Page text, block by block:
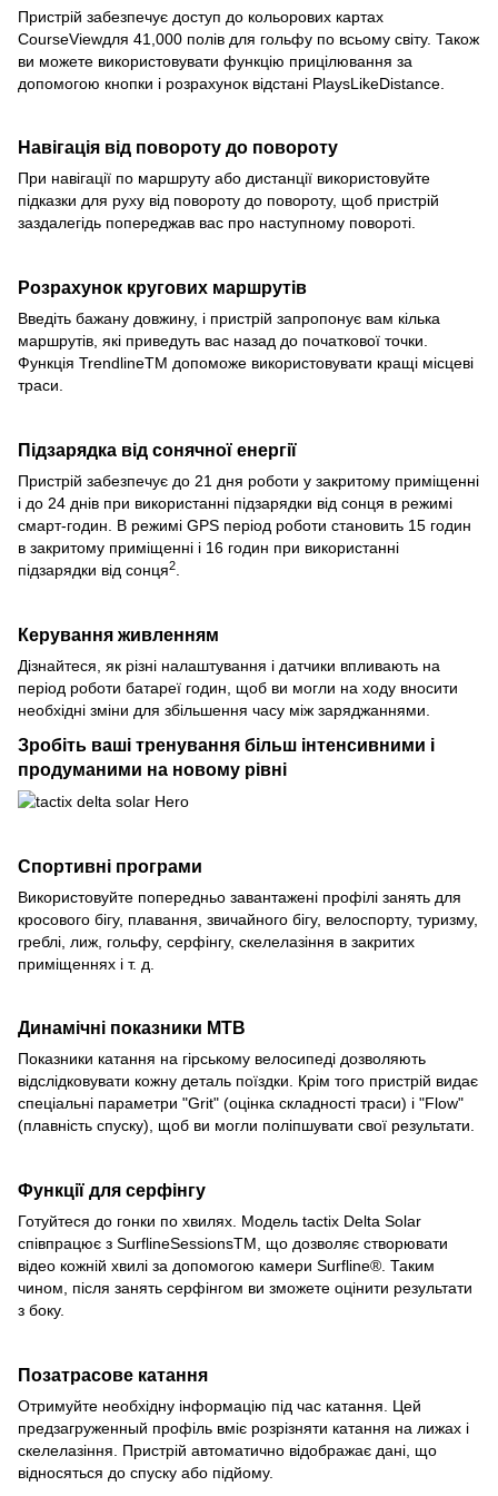
Пристрій забезпечує доступ до кольорових картах
CourseViewдля 41,000 полів для гольфу по всьому світу. Також
ви можете використовувати функцію прицілювання за
допомогою кнопки і розрахунок відстані PlaysLikeDistance.
Навігація від повороту до повороту
При навігації по маршруту або дистанції використовуйте
підказки для руху від повороту до повороту, щоб пристрій
заздалегідь попереджав вас про наступному повороті.
Розрахунок кругових маршрутів
Введіть бажану довжину, і пристрій запропонує вам кілька
маршрутів, які приведуть вас назад до початкової точки.
Функція TrendlineTM допоможе використовувати кращі місцеві
траси.
Підзарядка від сонячної енергії
Пристрій забезпечує до 21 дня роботи у закритому приміщенні
і до 24 днів при використанні підзарядки від сонця в режимі
смарт-годин. В режимі GPS період роботи становить 15 годин
в закритому приміщенні і 16 годин при використанні
підзарядки від сонця2
Керування живленням
Дізнайтеся, як різні налаштування і датчики впливають на
період роботи батареї годин, щоб ви могли на ходу вносити
необхідні зміни для збільшення часу між заряджаннями.
Зробіть ваші тренування більш інтенсивними і
продуманими на новому рівні
Спортивні програми
Використовуйте попередньо завантажені профілі занять для
кросового бігу, плавання, звичайного бігу, велоспорту, туризму,
греблі, лиж, гольфу, серфінгу, скелелазіння в закритих
приміщеннях і т. д.
Динамічні показники MTB
Показники катання на гірському велосипеді дозволяють
відслідковувати кожну деталь поїздки. Крім того пристрій видає
спеціальні параметри "Grit" (оцінка складності траси) і "Flow"
(плавність спуску), щоб ви могли поліпшувати свої результати.
Функції для серфінгу
Готуйтеся до гонки по хвилях. Модель tactix Delta Solar
співпрацює з SurflineSessionsTM, що дозволяє створювати
відео кожній хвилі за допомогою камери Surfline®. Таким
чином, після занять серфінгом ви зможете оцінити результати
з боку.
Позатрасове катання
Отримуйте необхідну інформацію під час катання. Цей
предзагруженный профіль вміє розрізняти катання на лижах і
скелелазіння. Пристрій автоматично відображає дані, що
відносяться до спуску або підйому.